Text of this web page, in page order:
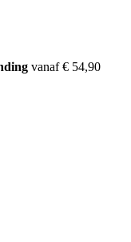
vanaf € 54,90